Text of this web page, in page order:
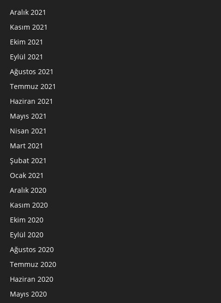
Aralık 2021
Kasım 2021
Ekim 2021
Eylül 2021
Ağustos 2021
Temmuz 2021
Haziran 2021
Mayıs 2021
Nisan 2021
Mart 2021
Şubat 2021
Ocak 2021
Aralık 2020
Kasım 2020
Ekim 2020
Eylül 2020
Ağustos 2020
Temmuz 2020
Haziran 2020
Mayıs 2020